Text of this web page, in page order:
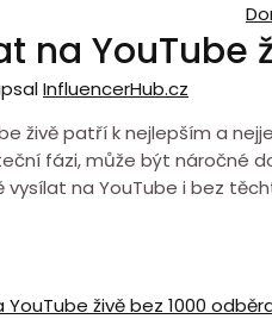
na YouTube
InfluencerHub.cz
živě patří k nejlepším a
fázi, může být náročné
vysílat na YouTube i bez
YouTube živě bez 1000